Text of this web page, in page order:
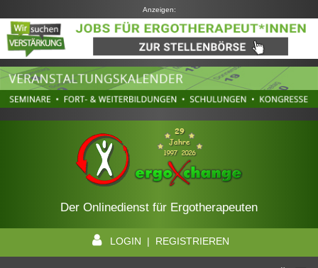
Anzeigen:
Der Onlinedienst für Ergotherapeuten
LOGIN | REGISTRIEREN